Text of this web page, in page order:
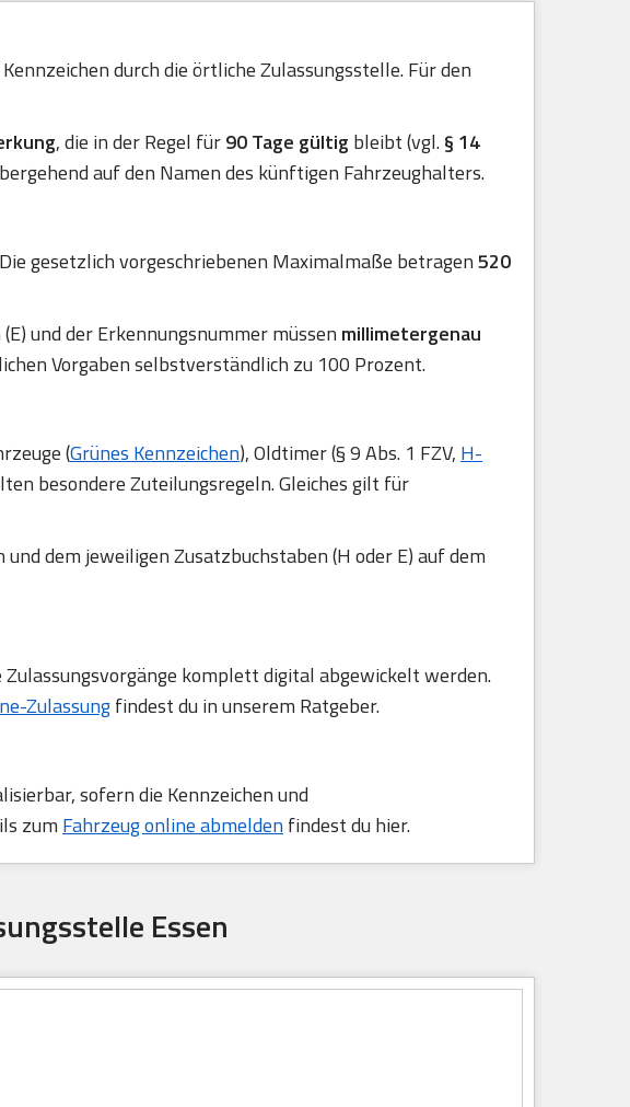
durch die örtliche Zulassungsstelle. Für den
, die in der Regel für90 Tage gültig bleibt (vgl.§ 14
auf den Namen des künftigen Fahrzeughalters.
gesetzlich vorgeschriebenen Maximalmaße betragen520
und der Erkennungsnummer müssen millimetergenau
Vorgaben selbstverständlich zu 100 Prozent.
(Grünes Kennzeichen), Oldtimer (§ 9 Abs. 1 FZV, H-
besondere Zuteilungsregeln. Gleiches gilt für
dem jeweiligen Zusatzbuchstaben (H oder E) auf dem
komplett digital abgewickelt werden.
Zulassungfindest du in unserem Ratgeber.
sofern die Kennzeichen und
zum Fahrzeug online abmeldenfindest du hier.
Essen